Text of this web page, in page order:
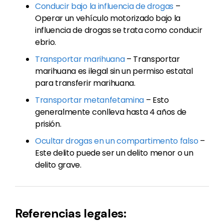
Conducir bajo la influencia de drogas –
Operar un vehículo motorizado bajo la
influencia de drogas se trata como conducir
ebrio.
Transportar marihuana– Transportar
marihuana es ilegal sin un permiso estatal
para transferir marihuana.
Transportar metanfetamina – Esto
generalmente conlleva hasta 4 años de
prisión.
Ocultar drogas en un compartimento falso–
Este delito puede ser un delito menor o un
delito grave.
Referencias legales: